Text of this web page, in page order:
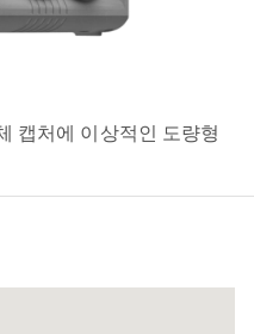
캡처에 이상적인 도량형